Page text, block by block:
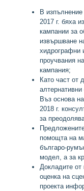
В изпълнение
2017 г. бяха
кампании за
извършване
хидрографни
проучвания
кампания;
Като част от
Въз основа
2018 г.
за
помощта на
българо-
модел, а за
Докладите от
оценка на
проекта